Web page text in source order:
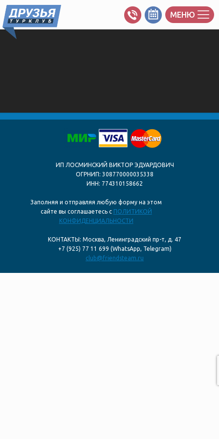
МЕНЮ
ИП ЛОСМИНСКИЙ ВИКТОР ЭДУАРДОВИЧ
ОГРНИП: 308770000035338
ИНН: 774310158662
Заполняя и отправляя любую форму на этом
сайте вы соглашаетесь с ПОЛИТИКОЙ
КОНФИДЕНЦИАЛЬНОСТИ
КОНТАКТЫ: Москва, Ленинградский пр-т, д. 47
+7 (925) 77 11 699 (WhatsApp, Telegram)
club@friendsteam.ru